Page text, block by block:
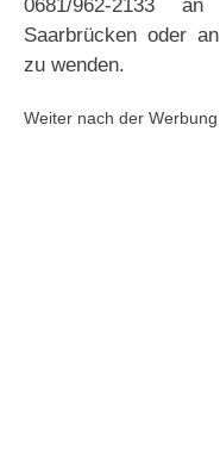
0681/962-2133
Saarbrücken oder
zu wenden.
Weiter nach der Werbung